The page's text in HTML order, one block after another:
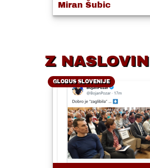
Miran Šubic
Z
GLOBUS SLOVENIJE